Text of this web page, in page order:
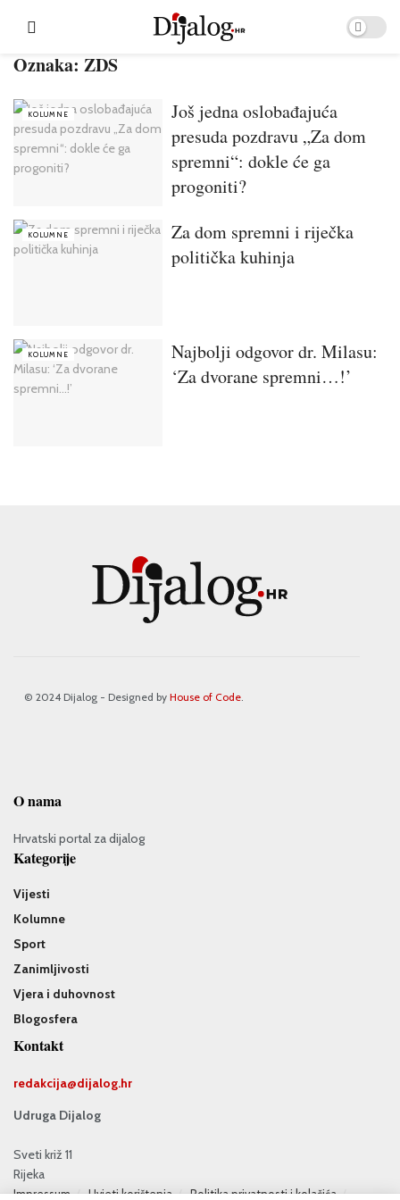
Oznaka: ZDS
KOLUMNE
Još jedna oslobađajuća
presuda pozdravu „Za dom
spremni“: dokle će ga
progoniti?
KOLUMNE
Za dom spremni i riječka
politička kuhinja
KOLUMNE
Najbolji odgovor dr. Milasu:
‘Za dvorane spremni…!’
© 2024 Dijalog - Designed by House of Code
O nama
Hrvatski portal za dijalog
Kategorije
Vijesti
Kolumne
Sport
Zanimljivosti
Vjera i duhovnost
Blogosfera
Kontakt
redakcija@dijalog.hr
Udruga Dijalog
Sveti križ 11
Rijeka
Impressum Uvjeti korištenja Politika privatnosti i kolačića